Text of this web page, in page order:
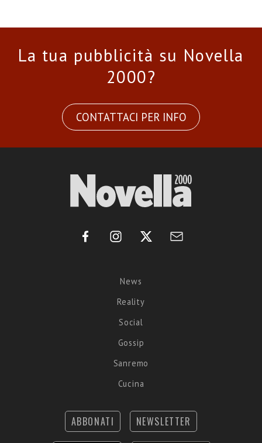
La tua pubblicità su Novella
2000?
CONTATTACI PER INFO
News
Reality
Social
Gossip
Sanremo
Cucina
ABBONATI NEWSLETTER